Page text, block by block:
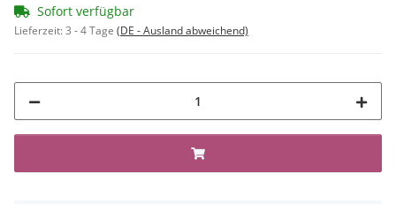
Sofort verfügbar
Lieferzeit:3 - 4 Tage (DE - Ausland abweichend)